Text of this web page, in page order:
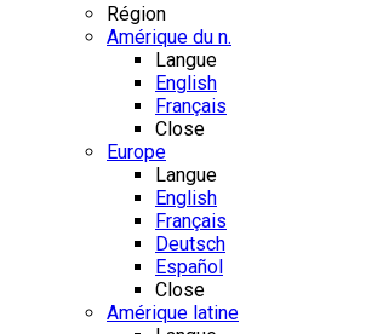
Région
Amérique du n.
Langue
English
Français
Close
Europe
Langue
English
Français
Deutsch
Español
Close
Amérique latine